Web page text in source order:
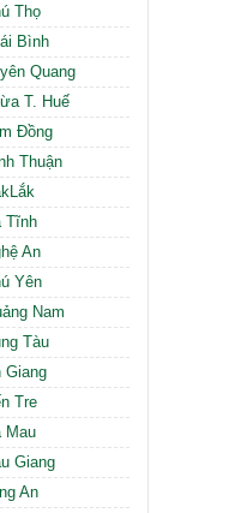
Thọ
Bình
Quang
T. Huế
Đồng
Thuận
Tĩnh
An
Yên
Nam
Tàu
Giang
Tre
Mau
Giang
An